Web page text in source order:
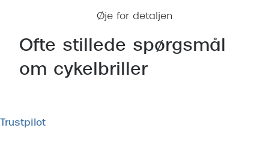
Øje for detaljen
Ofte stillede spørgsmål
om cykelbriller
Trustpilot